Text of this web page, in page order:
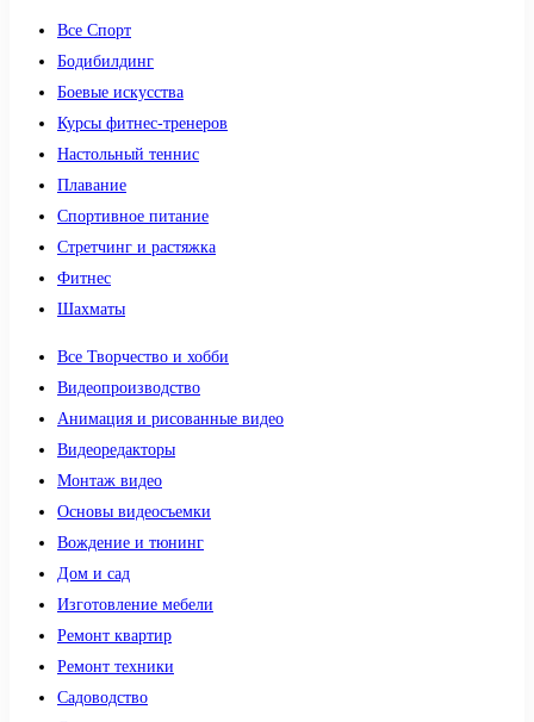
Все Спорт
Бодибилдинг
Боевые искусства
Курсы фитнес-тренеров
Настольный теннис
Плавание
Спортивное питание
Стретчинг и растяжка
Фитнес
Шахматы
Все Творчество и хобби
Видеопроизводство
Анимация и рисованные видео
Видеоредакторы
Монтаж видео
Основы видеосъемки
Вождение и тюнинг
Дом и сад
Изготовление мебели
Ремонт квартир
Ремонт техники
Садоводство